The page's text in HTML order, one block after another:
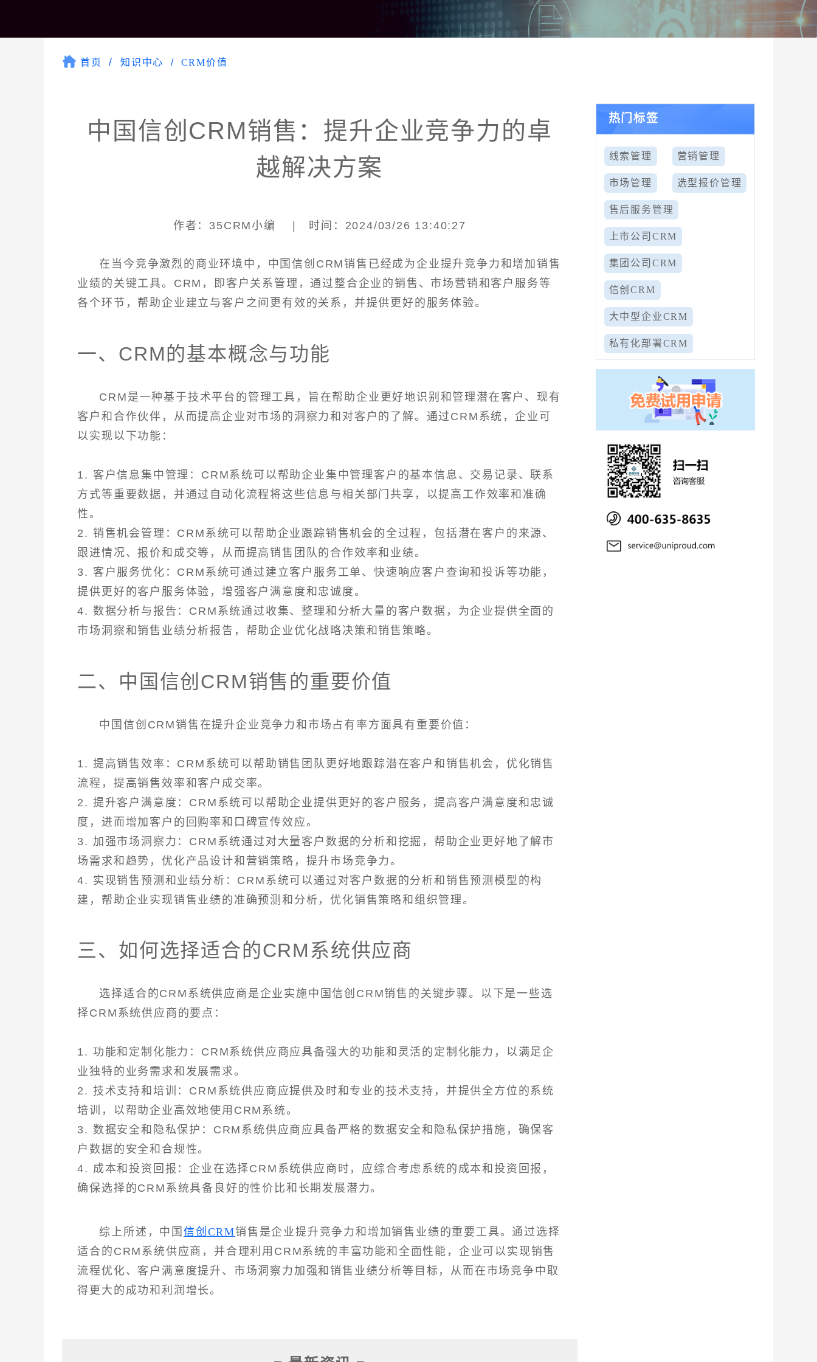
首页 知识中心 CRM价值
中国信创CRM销售：提升企业竞争力的卓
越解决方案
作者：35CRM小编 | 时间：2024/03/26 13:40:27
在当今竞争激烈的商业环境中，中国信创CRM销售已经成为企业提升竞争力和增加销售
业绩的关键工具。CRM，即客户关系管理，通过整合企业的销售、市场营销和客户服务等
各个环节，帮助企业建立与客户之间更有效的关系，并提供更好的服务体验。
一、CRM的基本概念与功能
CRM是一种基于技术平台的管理工具，旨在帮助企业更好地识别和管理潜在客户、现有
客户和合作伙伴，从而提高企业对市场的洞察力和对客户的了解。通过CRM系统，企业可
以实现以下功能：
1. 客户信息集中管理：CRM系统可以帮助企业集中管理客户的基本信息、交易记录、联系
方式等重要数据，并通过自动化流程将这些信息与相关部门共享，以提高工作效率和准确
性。
2. 销售机会管理：CRM系统可以帮助企业跟踪销售机会的全过程，包括潜在客户的来源、
跟进情况、报价和成交等，从而提高销售团队的合作效率和业绩。
3. 客户服务优化：CRM系统可通过建立客户服务工单、快速响应客户查询和投诉等功能，
提供更好的客户服务体验，增强客户满意度和忠诚度。
4. 数据分析与报告：CRM系统通过收集、整理和分析大量的客户数据，为企业提供全面的
市场洞察和销售业绩分析报告，帮助企业优化战略决策和销售策略。
二、中国信创CRM销售的重要价值
中国信创CRM销售在提升企业竞争力和市场占有率方面具有重要价值：
1. 提高销售效率：CRM系统可以帮助销售团队更好地跟踪潜在客户和销售机会，优化销售
流程，提高销售效率和客户成交率。
2. 提升客户满意度：CRM系统可以帮助企业提供更好的客户服务，提高客户满意度和忠诚
度，进而增加客户的回购率和口碑宣传效应。
3. 加强市场洞察力：CRM系统通过对大量客户数据的分析和挖掘，帮助企业更好地了解市
场需求和趋势，优化产品设计和营销策略，提升市场竞争力。
4. 实现销售预测和业绩分析：CRM系统可以通过对客户数据的分析和销售预测模型的构
建，帮助企业实现销售业绩的准确预测和分析，优化销售策略和组织管理。
三、如何选择适合的CRM系统供应商
选择适合的CRM系统供应商是企业实施中国信创CRM销售的关键步骤。以下是一些选
择CRM系统供应商的要点：
1. 功能和定制化能力：CRM系统供应商应具备强大的功能和灵活的定制化能力，以满足企
业独特的业务需求和发展需求。
2. 技术支持和培训：CRM系统供应商应提供及时和专业的技术支持，并提供全方位的系统
培训，以帮助企业高效地使用CRM系统。
3. 数据安全和隐私保护：CRM系统供应商应具备严格的数据安全和隐私保护措施，确保客
户数据的安全和合规性。
4. 成本和投资回报：企业在选择CRM系统供应商时，应综合考虑系统的成本和投资回报，
确保选择的CRM系统具备良好的性价比和长期发展潜力。
综上所述，中国信创CRM销售是企业提升竞争力和增加销售业绩的重要工具。通过选择
适合的CRM系统供应商，并合理利用CRM系统的丰富功能和全面性能，企业可以实现销售
流程优化、客户满意度提升、市场洞察力加强和销售业绩分析等目标，从而在市场竞争中取
得更大的成功和利润增长。
热门标签
线索管理 营销管理
市场管理 选型报价管理
售后服务管理
上市公司CRM
集团公司CRM
信创CRM
大中型企业CRM
私有化部署CRM